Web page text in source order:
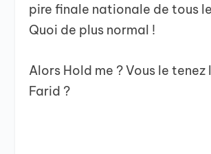
pire finale nationale de tous
Quoi de plus normal !
Alors Hold me ? Vous le
Farid ?